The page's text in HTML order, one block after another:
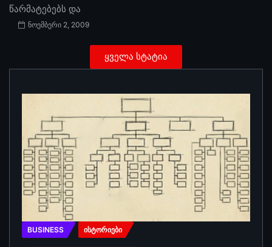
წარმატებებს და
ნოემბერი 2, 2009
ყველა სტატია
BUSINESS ᲘᲡᲢᲝᲠᲘᲔᲑᲘ